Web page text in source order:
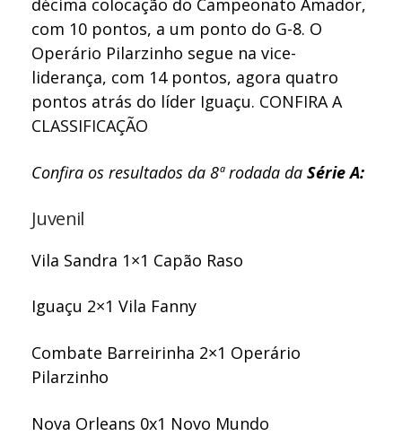
décima colocação do Campeonato Amador,
com 10 pontos, a um ponto do G-8. O
Operário Pilarzinho segue na vice-
liderança, com 14 pontos, agora quatro
pontos atrás do líder Iguaçu. CONFIRA A
CLASSIFICAÇÃO
Confira os resultados da 8ª rodada daSérie A:
Juvenil
Vila Sandra 1×1 Capão Raso
Iguaçu 2×1 Vila Fanny
Combate Barreirinha 2×1 Operário
Pilarzinho
Nova Orleans 0x1 Novo Mundo